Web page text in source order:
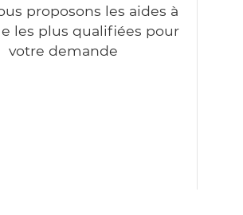
proposons les aides à
les plus qualifiées pour
votre demande